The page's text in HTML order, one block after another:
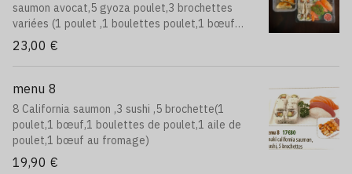
saumon avocat,5 gyoza poulet,3 brochettes
variées (1 poulet ,1 boulettes poulet,1 bœuf
fromage) soupe,salade,riz
23,00 €
menu 8
8 California saumon ,3 sushi ,5 brochette(1
poulet,1 bœuf,1 boulettes de poulet,1 aile de
poulet,1 bœuf au fromage)
19,90 €